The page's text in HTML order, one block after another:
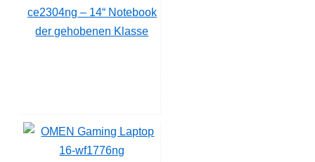
ce2304ng – 14“ Notebook
der gehobenen Klasse